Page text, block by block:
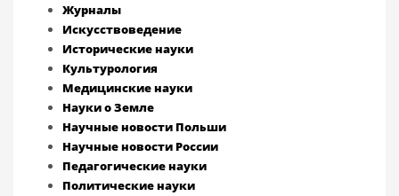
Журналы
Искусствоведение
Исторические науки
Культурология
Медицинские науки
Науки о Земле
Научные новости Польши
Научные новости России
Педагогические науки
Политические науки